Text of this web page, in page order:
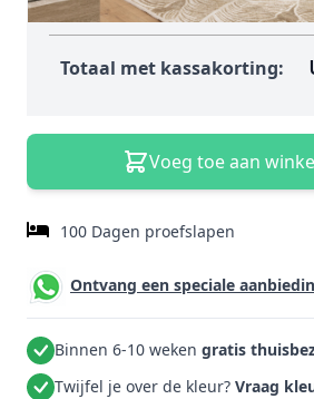
Extra kassakorting(25%):
Totaal met kassakorting:
Voeg toe aan
100 Dagen proefslapen
Ontvang een speciale
Binnen 6-10 weken gratis
Twijfel je over de kleur? Vraag